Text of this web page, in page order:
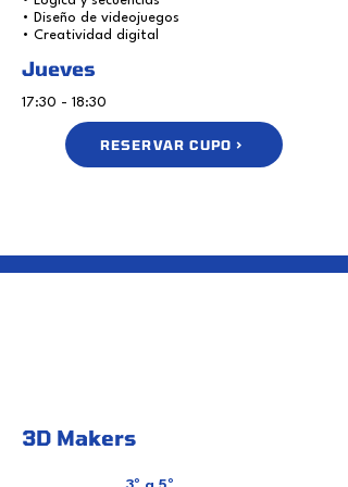
• Diseño de videojuegos
• Creatividad digital
Jueves
17:30 - 18:30
RESERVAR CUPO >
3D Makers